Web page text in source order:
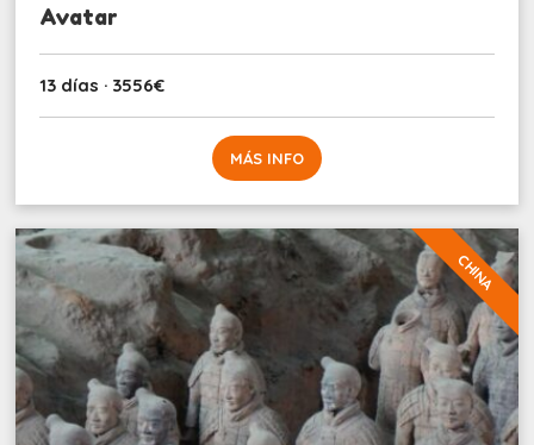
Avatar
13 días · 3556€
MÁS INFO
CHINA